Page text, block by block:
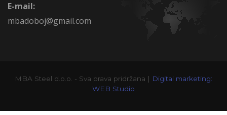
E-mail:
mbadoboj@gmail.com
MBA Steel d.o.o. - Sva prava pridržana | Digital marketing:
WEB Studio